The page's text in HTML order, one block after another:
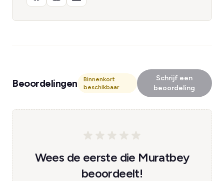
Beoordelingen
Binnenkort
beschikbaar
Schrijf een
beoordeling
Wees de eerste die Muratbey
beoordeelt!